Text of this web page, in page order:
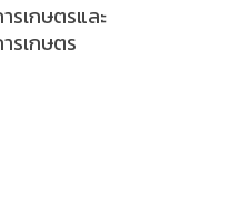
รเกษตรและ
รเกษตร